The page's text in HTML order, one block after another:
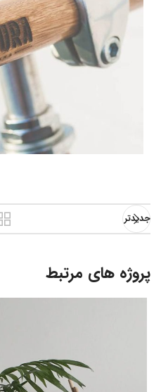
جدیدتر
پروژه های مرتبط